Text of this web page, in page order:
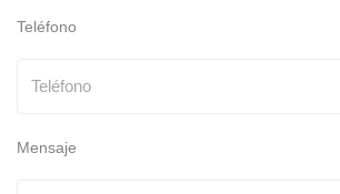
Teléfono
Mensaje